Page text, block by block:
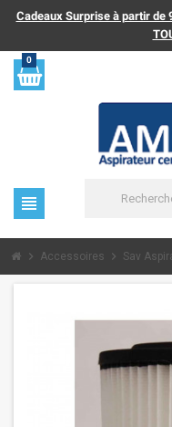
Cadeaux Surprise à partir de
0
view_headline
chevron_right Accessoires chevron_right Sav